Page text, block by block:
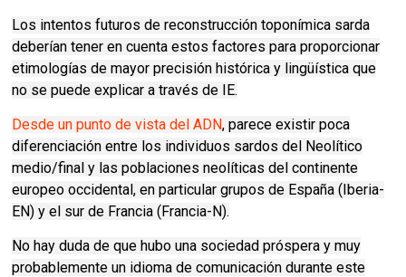
Los intentos futuros de reconstrucción toponímica sarda
deberían tener en cuenta estos factores para proporcionar
etimologías de mayor precisión histórica y lingüística que
no se puede explicar a través de IE.
Desde un punto de vista del ADN, parece existir poca
diferenciación entre los individuos sardos del Neolítico
medio/final y las poblaciones neolíticas del continente
europeo occidental, en particular grupos de España (Iberia-
EN) y el sur de Francia (Francia-N).
No hay duda de que hubo una sociedad próspera y muy
probablemente un idioma de comunicación durante este